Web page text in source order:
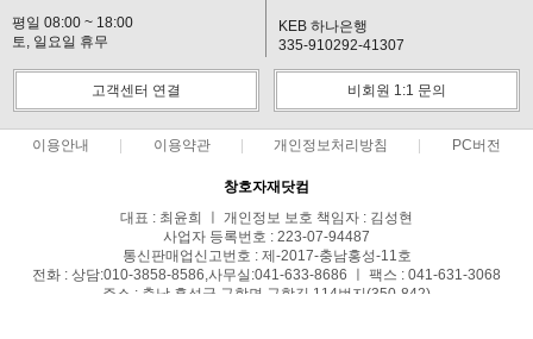
평일 08:00 ~ 18:00
토, 일요일 휴무
KEB 하나은행
335-910292-41307
고객센터 연결 비회원 1:1 문의
이용안내 이용약관 개인정보처리방침 PC버전
창호자재닷컴
대표 : 최윤희 ㅣ 개인정보 보호 책임자 : 김성현
사업자 등록번호 : 223-07-94487
통신판매업신고번호 : 제-2017-충남홍성-11호
전화 : 상담:010-3858-8586,사무실:041-633-8686 ㅣ 팩스 : 041-631-3068
주소 : 충남 홍성군 구항면 구항길 114번지(350-842)